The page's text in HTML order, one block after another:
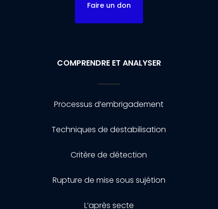
Faire un don
COMPRENDRE ET ANALYSER
Processus d’embrigadement
Techniques de destabilisation
Critère de détection
Rupture de mise sous sujétion
L’après secte